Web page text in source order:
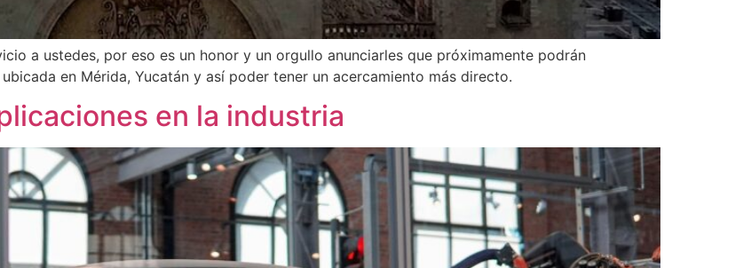
a ustedes, por eso es un honor y un orgullo anunciarles que próximamente podrán
en Mérida, Yucatán y así poder tener un acercamiento más directo.
en la industria